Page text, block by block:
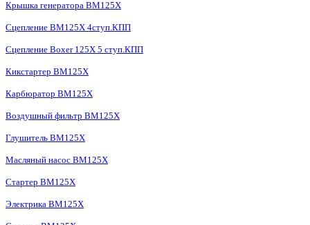
Крышка генератора BM125X
Сцепление BM125X 4ступ.КПП
Сцепление Boxer 125X 5 ступ.КПП
Кикстартер BM125X
Карбюратор BM125X
Воздушный фильтр BM125X
Глушитель BM125X
Масляный насос BM125X
Стартер BM125X
Электрика BM125X